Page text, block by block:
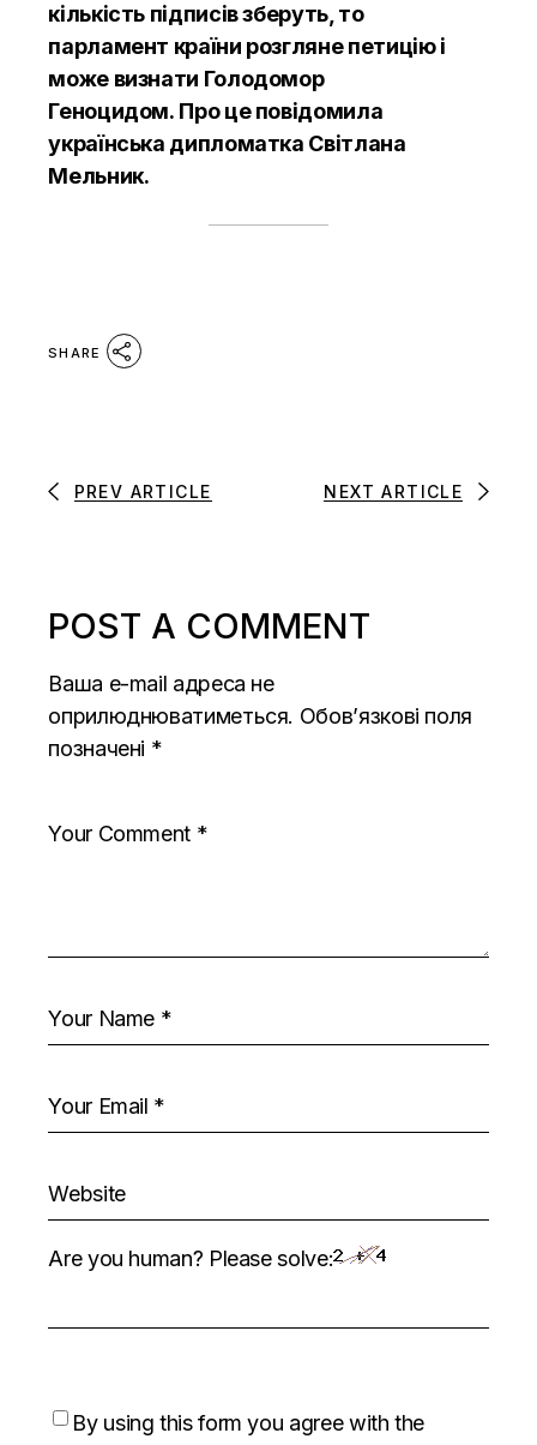
кількість підписів зберуть, то
парламент країни розгляне петицію і
може визнати Голодомор
Геноцидом. Про це повідомила
українська дипломатка Світлана
Мельник.
SHARE
PREV ARTICLE NEXT ARTICLE
POST A COMMENT
Ваша e-mail адреса не
оприлюднюватиметься. Обов’язкові поля
позначені *
Are you human? Please solve:
By using this form you agree with the